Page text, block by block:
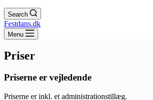
Search
Festdans.dk
Menu
Priser
Priserne er vejledende
Priserne er inkl. et administrationstillæg.